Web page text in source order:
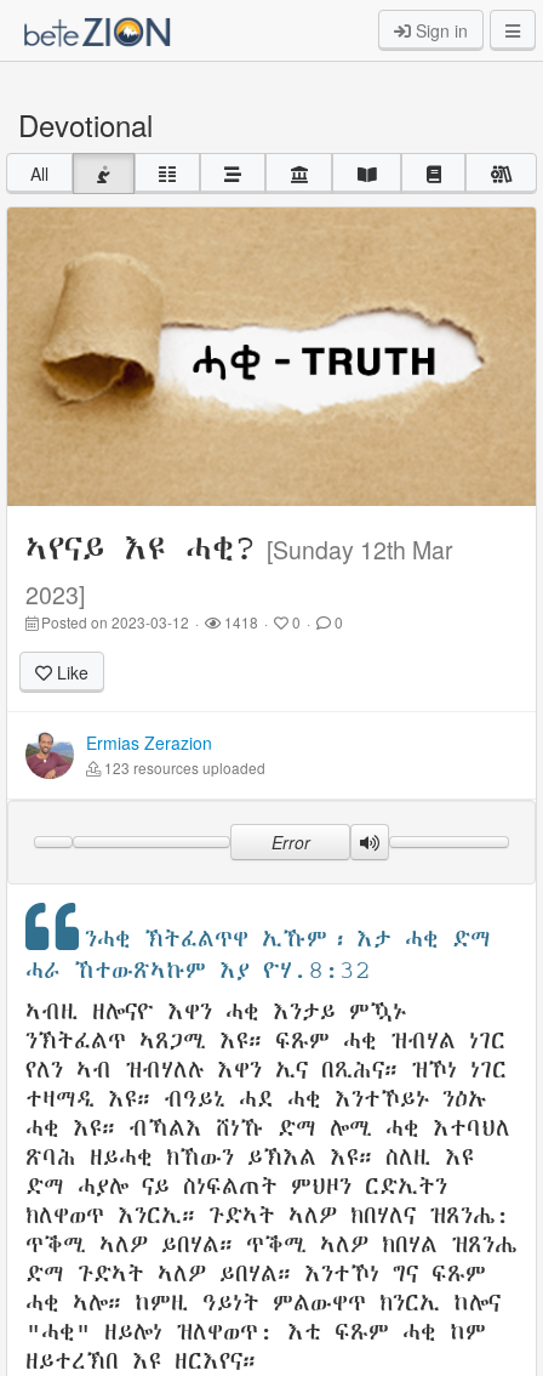
Sign in
Devotional
All
ኣየናይ እዩ ሓቂ? [Sunday 12th Mar
2023]
Posted on 2023-03-12 · 1418 · 0 · 0
Like
Ermias Zerazion
123 resources uploaded
Error
ንሓቂ ኽትፈልጥዋ ኢኹም፡ እታ ሓቂ ድማ
ሓራ ኸተውጽኣኩም እያ ዮሃ.8:32
ኣብዚ ዘሎናዮ እዋን ሓቂ እንታይ ምዃኑ
ንኽትፈልጥ ኣጸጋሚ እዩ። ፍጹም ሓቂ ዝብሃል ነገር
የለን ኣብ ዝብሃለሉ እዋን ኢና በጺሕና። ዝኾነ ነገር
ተዛማዲ እዩ። ብዓይኒ ሓደ ሓቂ እንተኾይኑ ንዕኡ
ሓቂ እዩ። ብኻልእ ሸነኹ ድማ ሎሚ ሓቂ እተባህለ
ጽባሕ ዘይሓቂ ክኸውን ይኽእል እዩ። ስለዚ እዩ
ድማ ሓያሎ ናይ ስነፍልጠት ምህዞን ርድኢትን
ክለዋወጥ እንርኢ። ጉድኣት ኣለዎ ክበሃለና ዝጸንሔ:
ጥቕሚ ኣለዎ ይበሃል። ጥቕሚ ኣለዎ ክበሃል ዝጸንሔ
ድማ ጉድኣት ኣለዎ ይበሃል። እንተኾነ ግና ፍጹም
ሓቂ ኣሎ። ከምዚ ዓይነት ምልውዋጥ ክንርኢ ከሎና
"ሓቂ" ዘይሎነ ዝለዋወጥ: እቲ ፍጹም ሓቂ ከም
ዘይተረኽበ እዩ ዘርእየና።